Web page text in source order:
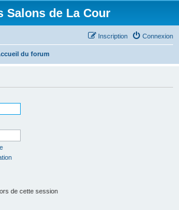
Salons de La Cour
Connexion
Inscription
du forum
de cette session